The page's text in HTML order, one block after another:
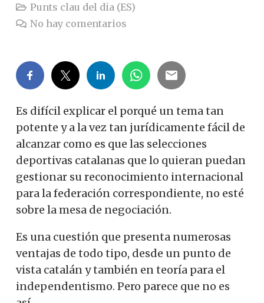
Punts clau del dia (ES)
No hay comentarios
Es difícil explicar el porqué un tema tan
potente y a la vez tan jurídicamente fácil de
alcanzar como es que las selecciones
deportivas catalanas que lo quieran puedan
gestionar su reconocimiento internacional
para la federación correspondiente, no esté
sobre la mesa de negociación.
Es una cuestión que presenta numerosas
ventajas de todo tipo, desde un punto de
vista catalán y también en teoría para el
independentismo. Pero parece que no es